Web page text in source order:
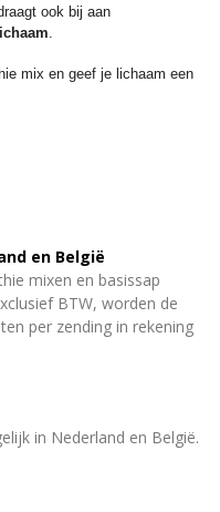
ook bij aan
mix en geef je lichaam een
en België
mixen en basissap
BTW, worden de
per zending in rekening
in Nederland en België.